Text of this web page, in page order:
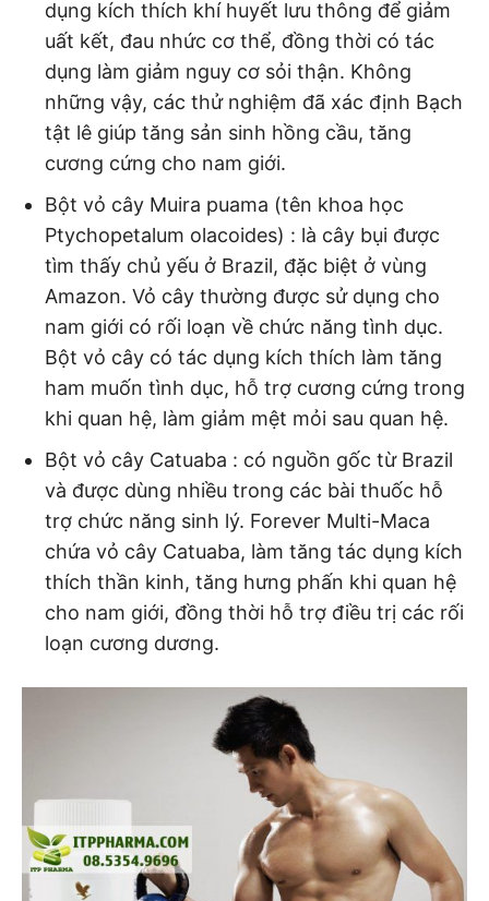
dụng kích thích khí huyết lưu thông để giảm
uất kết, đau nhức cơ thể, đồng thời có tác
dụng làm giảm nguy cơ sỏi thận. Không
những vậy, các thử nghiệm đã xác định Bạch
tật lê giúp tăng sản sinh hồng cầu, tăng
cương cứng cho nam giới.
Bột vỏ cây Muira puama (tên khoa học
Ptychopetalum olacoides) : là cây bụi được
tìm thấy chủ yếu ở Brazil, đặc biệt ở vùng
Amazon. Vỏ cây thường được sử dụng cho
nam giới có rối loạn về chức năng tình dục.
Bột vỏ cây có tác dụng kích thích làm tăng
ham muốn tình dục, hỗ trợ cương cứng trong
khi quan hệ, làm giảm mệt mỏi sau quan hệ.
Bột vỏ cây Catuaba : có nguồn gốc từ Brazil
và được dùng nhiều trong các bài thuốc hỗ
trợ chức năng sinh lý. Forever Multi-Maca
chứa vỏ cây Catuaba, làm tăng tác dụng kích
thích thần kinh, tăng hưng phấn khi quan hệ
cho nam giới, đồng thời hỗ trợ điều trị các rối
loạn cương dương.